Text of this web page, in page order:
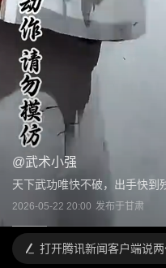
@武术小强
天下武功唯快不破，出手快到
2026-05-22 20:00 发布于甘肃
打开腾讯新闻客户端说两